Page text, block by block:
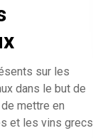
sur les
dans le but de
mettre en
et les vins grecs